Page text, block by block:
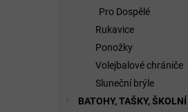
Pro Dospělé
Rukavice
Ponožky
Volejbalové chrániče
Sluneční brýle
BATOHY, TAŠKY,